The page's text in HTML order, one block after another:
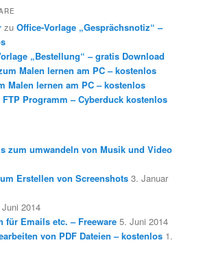
zuOffice-Vorlage „Gesprächsnotiz“ –
„Bestellung“ – gratis Download
Malen lernen am PC – kostenlos
Malen lernen am PC – kostenlos
FTP Programm – Cyberduck kostenlos
zum umwandeln von Musik und Video
Erstellen von Screenshots 3. Januar
2014
für Emails etc. – Freeware 5. Juni 2014
von PDF Dateien – kostenlos 1.